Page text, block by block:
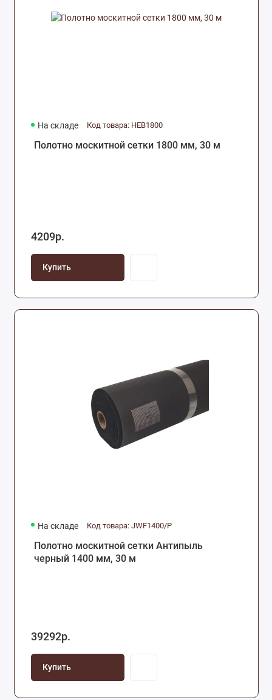
На складе Код товара: HEB1800
Полотно москитной сетки 1800 мм, 30 м
4209р.
Купить
На складе Код товара: JWF1400/P
Полотно москитной сетки Антипыль
черный 1400 мм, 30 м
39292р.
Купить